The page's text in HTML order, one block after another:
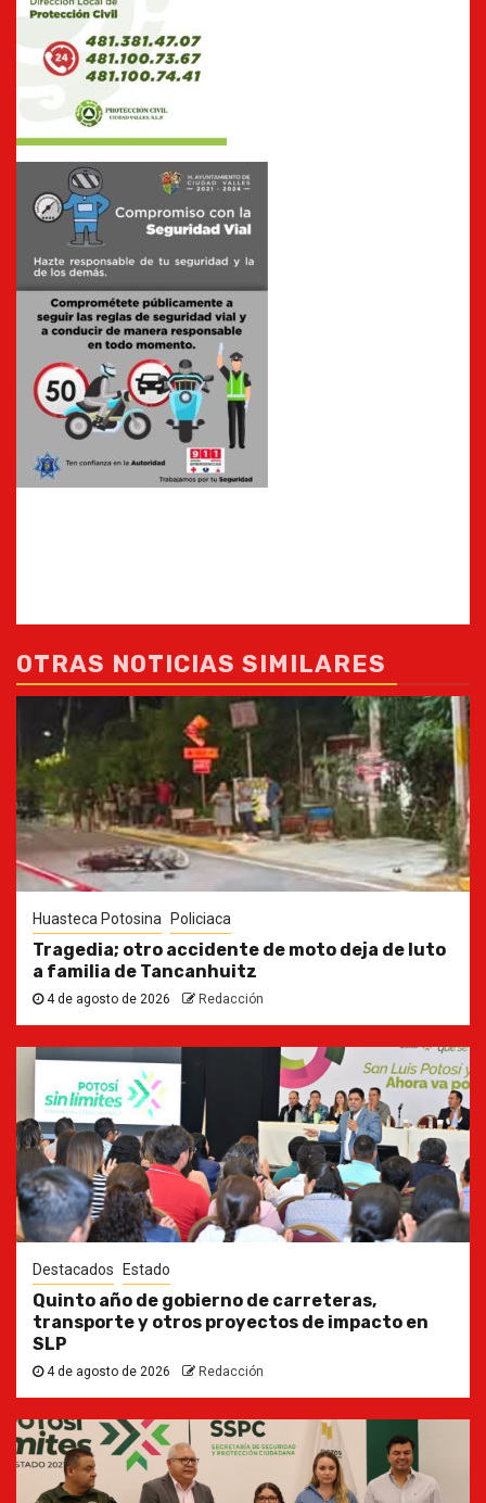
OTRAS NOTICIAS SIMILARES
Huasteca Potosina Policiaca
Tragedia; otro accidente de moto deja de luto
a familia de Tancanhuitz
4 de agosto de 2026 Redacción
Destacados Estado
Quinto año de gobierno de carreteras,
transporte y otros proyectos de impacto en
SLP
4 de agosto de 2026 Redacción